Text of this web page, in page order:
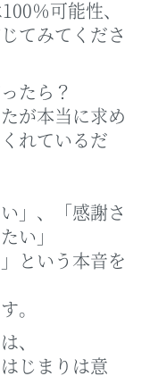
％可能性、
てみてくださ
たら？
が本当に求め
れているだ
」、「感謝さ
い」
という本音を
。
、
じまりは意